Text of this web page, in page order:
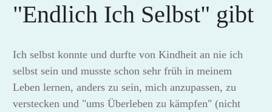
"Endlich Ich Selbst" gibt
Ich selbst konnte und durfte von Kindheit an nie ich
selbst sein und musste schon sehr früh in meinem
Leben lernen, anders zu sein, mich anzupassen, zu
verstecken und "ums Überleben zu kämpfen" (nicht